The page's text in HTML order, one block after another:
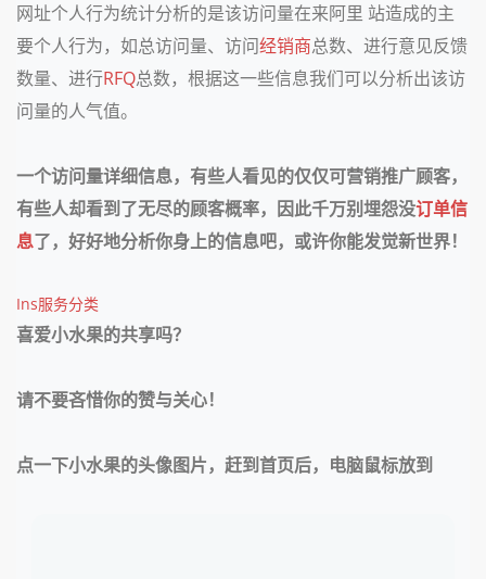
网址个人行为统计分析的是该访问量在来阿里 站造成的主
要个人行为，如总访问量、访问经销商总数、进行意见反馈
数量、进行RFQ总数，根据这一些信息我们可以分析出该访
问量的人气值。
一个访问量详细信息，有些人看见的仅仅可营销推广顾客，
有些人却看到了无尽的顾客概率，因此千万别埋怨没订单信
息了，好好地分析你身上的信息吧，或许你能发觉新世界！
Ins服务分类
喜爱小水果的共享吗？
请不要吝惜你的赞与关心！
点一下小水果的头像图片，赶到首页后，电脑鼠标放到